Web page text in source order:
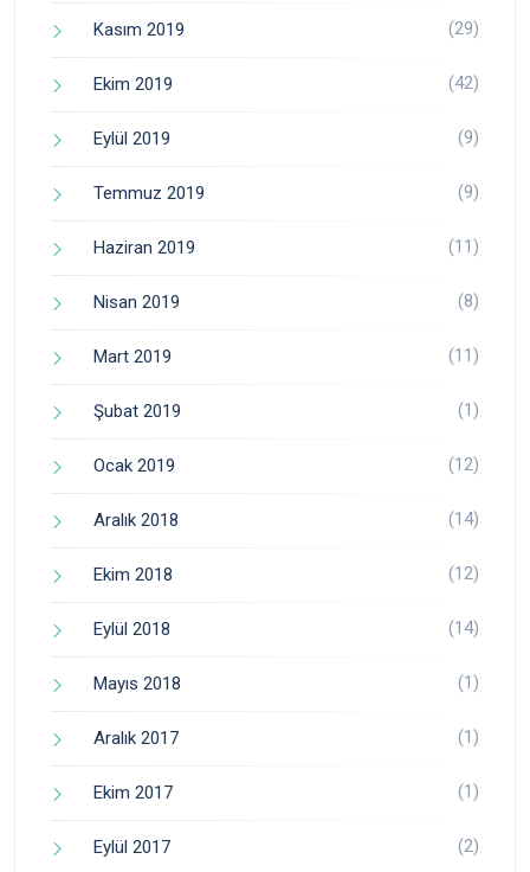
Kasım 2019 (29)
Ekim 2019 (42)
Eylül 2019 (9)
Temmuz 2019 (9)
Haziran 2019 (11)
Nisan 2019 (8)
Mart 2019 (11)
Şubat 2019 (1)
Ocak 2019 (12)
Aralık 2018 (14)
Ekim 2018 (12)
Eylül 2018 (14)
Mayıs 2018 (1)
Aralık 2017 (1)
Ekim 2017 (1)
Eylül 2017 (2)